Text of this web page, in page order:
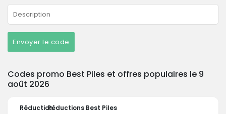
Envoyer le code
Codes promo Best Piles et offres populaires le 9
août 2026
RéductionRéductions Best Piles